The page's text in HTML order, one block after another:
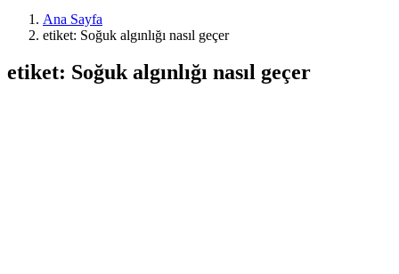
Ana Sayfa
etiket: Soğuk algınlığı nasıl geçer
etiket: Soğuk algınlığı nasıl geçer